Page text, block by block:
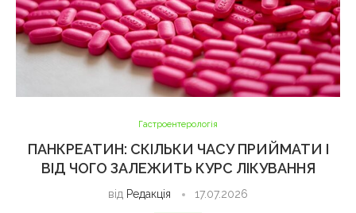
Гастроентерологія
ПАНКРЕАТИН: СКІЛЬКИ ЧАСУ ПРИЙМАТИ І
ВІД ЧОГО ЗАЛЕЖИТЬ КУРС ЛІКУВАННЯ
від Редакція 17.07.2026